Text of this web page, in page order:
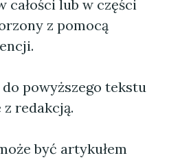
całości lub w części
z pomocą
powyższego tekstu
redakcją.
być artykułem